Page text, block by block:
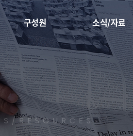
구성원
전체
대표변호사
변호사
임직원
소식/자료
성공사례
센트로 칼럼
최근소식
유튜브
RESOURCES